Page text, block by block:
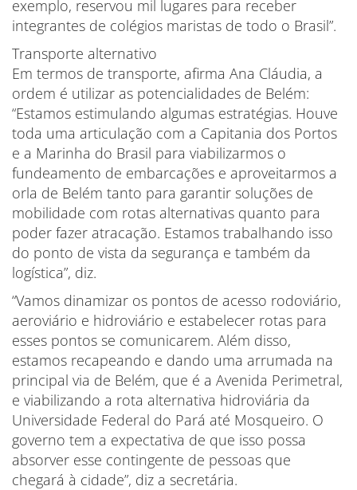
exemplo, reservou mil lugares para receber
integrantes de colégios maristas de todo o Brasil”.
Transporte alternativo
Em termos de transporte, afirma Ana Cláudia, a
ordem é utilizar as potencialidades de Belém:
“Estamos estimulando algumas estratégias. Houve
toda uma articulação com a Capitania dos Portos
e a Marinha do Brasil para viabilizarmos o
fundeamento de embarcações e aproveitarmos a
orla de Belém tanto para garantir soluções de
mobilidade com rotas alternativas quanto para
poder fazer atracação. Estamos trabalhando isso
do ponto de vista da segurança e também da
logística”, diz.
“Vamos dinamizar os pontos de acesso rodoviário,
aeroviário e hidroviário e estabelecer rotas para
esses pontos se comunicarem. Além disso,
estamos recapeando e dando uma arrumada na
principal via de Belém, que é a Avenida Perimetral,
e viabilizando a rota alternativa hidroviária da
Universidade Federal do Pará até Mosqueiro. O
governo tem a expectativa de que isso possa
absorver esse contingente de pessoas que
chegará à cidade”, diz a secretária.